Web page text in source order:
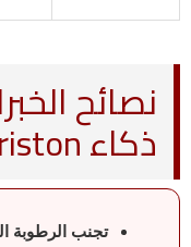
نصائح
ذكاء Ariston
تجنب الرطوبة